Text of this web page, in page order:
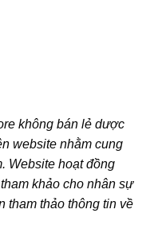
không bán lẻ dược
website nhằm cung
Website hoạt đồng
khảo cho nhân sự
tham thảo thông tin về